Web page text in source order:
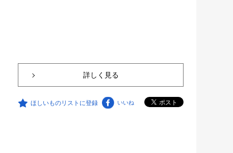
詳しく見る
ほしいものリストに登録 いいね